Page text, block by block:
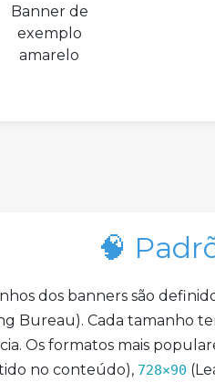
Banner de
exemplo
amarelo
🧠
dos banners são
Bureau). Cada tamanho
Os formatos mais
no conteúdo), 728×90